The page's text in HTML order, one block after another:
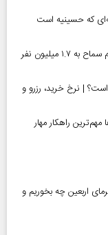
که حسینیه است
آغاز رسمی برنامه‌های اربعین ۱۴۰۵ در مرز‌ها | ثبت‌نام سماح به ۱.۷ میلیون نفر
زهرا (س) در سال ۱۴۰۵ چقدر است؟ | نرخ خرید، رزرو و
راهکار مهار
برای زائران اربعین ۱۴۰۵ | در گرمای اربعین چه بخوریم و